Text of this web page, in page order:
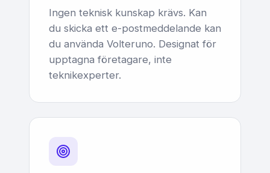
Ingen teknisk kunskap krävs. Kan
du skicka ett e-postmeddelande kan
du använda Volteruno. Designat för
upptagna företagare, inte
teknikexperter.